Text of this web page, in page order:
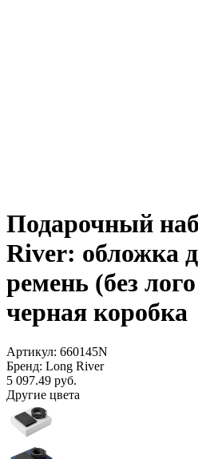
Подарочный
River: обложка
ремень (без
черная коробка
Артикул: 660145N
Бренд: Long River
5 097.49 руб.
Другие цвета